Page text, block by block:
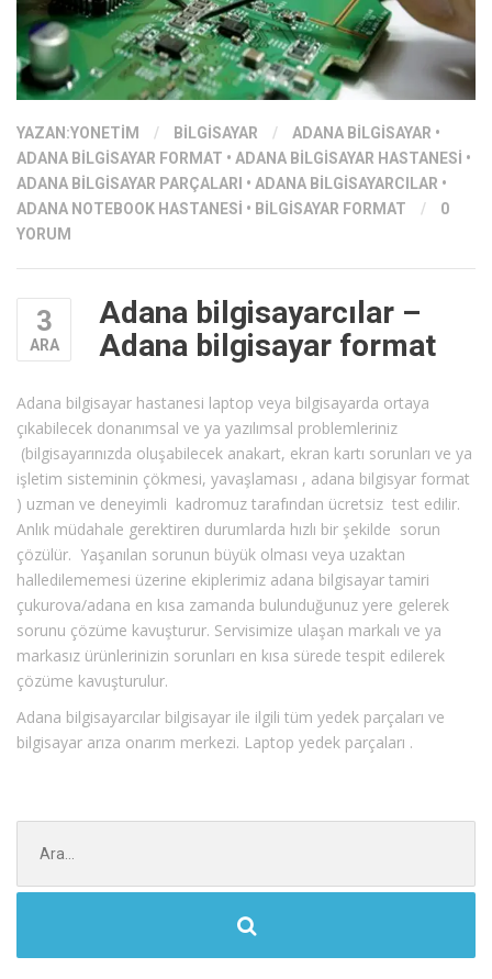
YAZAN:YONETIM / BILGISAYAR / ADANA BILGISAYAR •
ADANA BILGISAYAR FORMAT • ADANA BILGISAYAR HASTANESI •
ADANA BILGISAYAR PARÇALARI • ADANA BILGISAYARCILAR •
ADANA NOTEBOOK HASTANESI • BILGISAYAR FORMAT /
0
YORUM
3
ARA
Adana bilgisayarcılar –
Adana bilgisayar format
Adana bilgisayar hastanesi laptop veya bilgisayarda ortaya
çıkabilecek donanımsal ve ya yazılımsal problemleriniz
(bilgisayarınızda oluşabilecek anakart, ekran kartı sorunları ve ya
işletim sisteminin çökmesi, yavaşlaması , adana bilgisyar format
) uzman ve deneyimli kadromuz tarafından ücretsiz test edilir.
Anlık müdahale gerektiren durumlarda hızlı bir şekilde sorun
çözülür. Yaşanılan sorunun büyük olması veya uzaktan
halledilememesi üzerine ekiplerimiz adana bilgisayar tamiri
çukurova/adana en kısa zamanda bulunduğunuz yere gelerek
sorunu çözüme kavuşturur. Servisimize ulaşan markalı ve ya
markasız ürünlerinizin sorunları en kısa sürede tespit edilerek
çözüme kavuşturulur.
Adana bilgisayarcılar bilgisayar ile ilgili tüm yedek parçaları ve
bilgisayar arıza onarım merkezi. Laptop yedek parçaları .
ara: